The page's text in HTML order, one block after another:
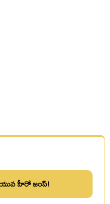
హీరో జంప్!